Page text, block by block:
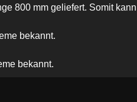
800 mm geliefert. Somit
bekannt.
bekannt.